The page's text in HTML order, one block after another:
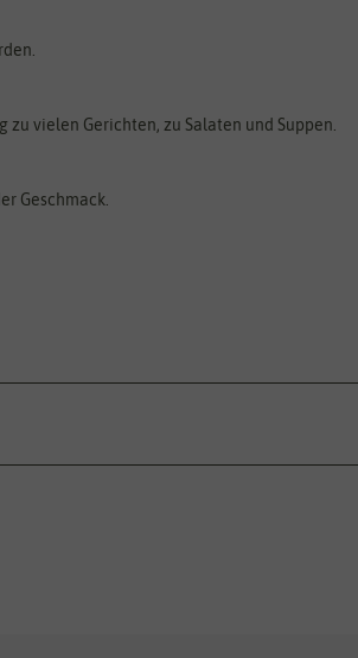
vielen Gerichten, zu Salaten und Suppen.
Geschmack.